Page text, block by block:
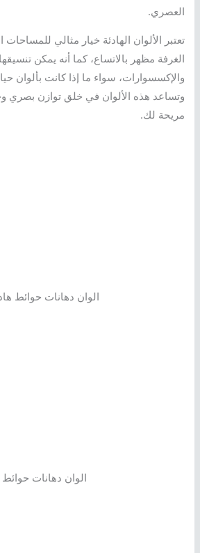
العصري.
تعتبر الألوان الهادئة خيار مثالي للمساحات
الغرفة مظهر بالاتساع، كما أنه يمكن
والإكسسوارات، سواء ما إذا كانت بألوان
وتساعد هذه الألوان في خلق توازن بصري
مريحة لك.
الوان دهانات حوائط
الوان دهانات حوائط